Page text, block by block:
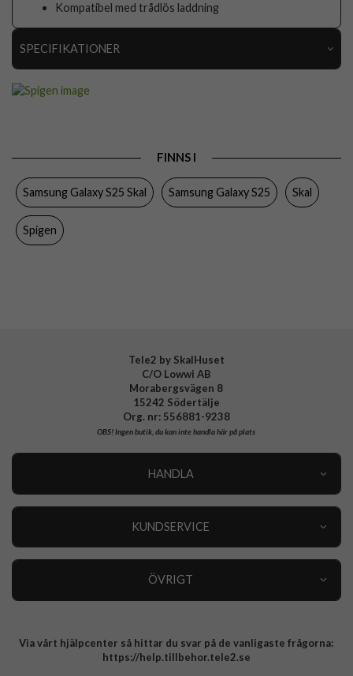
Kompatibel med trådlös laddning
SPECIFIKATIONER
Trådlös laddning-kompatibel
Material Mjukplast (TPU)
Varumärke
Tillverkarens art nr
FINNS I
Samsung Galaxy S25 Skal Samsung Galaxy S25 Skal
Spigen
Tele2 by SkalHuset
C/O Lowwi AB
Morabergsvägen 8
15242 Södertälje
Org. nr: 556881-9238
OBS!Ingen butik, du kan inte handla här på plats
HANDLA
KUNDSERVICE
ÖVRIGT
Integritetspolicy
Via vårt hjälpcenter så hittar du svar på de vanligaste frågorna:
https://help.tillbehor.tele2.se